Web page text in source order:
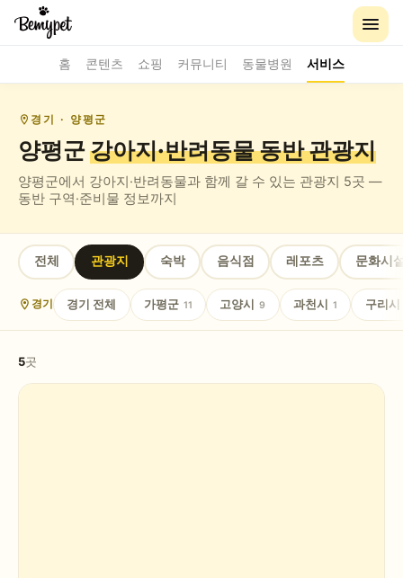
홈 콘텐츠 쇼핑 커뮤니티 동물병원 서비스
경기 · 양평군
양평군강아지·반려동물 동반관광지
양평군에서 강아지·반려동물과 함께 갈 수 있는 관광지 5곳 —
동반 구역·준비물 정보까지
전체 관광지 숙박 음식점 레포츠 문화시
경기 경기 전체 가평군 11 고양시 9 과천시 1 구리시
5곳